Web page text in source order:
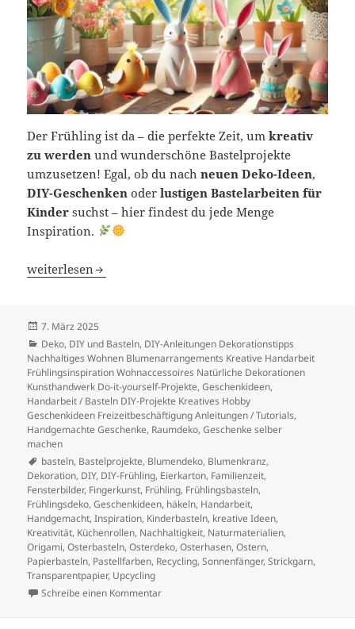
Der Frühling ist da – die perfekte Zeit, umkreativ
zu werden und wunderschöne Bastelprojekte
umzusetzen! Egal, ob du nachneuen Deko-Ideen,
DIY-Geschenken oderlustigen Bastelarbeiten für
Kinder suchst – hier findest du jede Menge
Inspiration.
Frühlingshafte Bastelideen – Kreative Inspiration auf
weiterlesen
Veröffentlicht
am
7. März 2025
Kategorien
Deko, DIY und Basteln, DIY-Anleitungen Dekorationstipps
Nachhaltiges Wohnen Blumenarrangements Kreative Handarbeit
Frühlingsinspiration Wohnaccessoires Natürliche Dekorationen
Kunsthandwerk Do-it-yourself-Projekte,Geschenkideen,
Handarbeit / Basteln DIY-Projekte Kreatives Hobby
Geschenkideen Freizeitbeschäftigung Anleitungen / Tutorials,
Handgemachte Geschenke, Raumdeko, Geschenke selber
machen
Schlagwörter
basteln, Bastelprojekte, Blumendeko, Blumenkranz,
Dekoration, DIY, DIY-Frühling, Eierkarton, Familienzeit,
Fensterbilder, Fingerkunst, Frühling, Frühlingsbasteln,
Frühlingsdeko,Geschenkideen, häkeln, Handarbeit,
Handgemacht,Inspiration, Kinderbasteln, kreative Ideen,
Kreativität, Küchenrollen, Nachhaltigkeit, Naturmaterialien,
Origami,Osterbasteln,Osterdeko,Osterhasen,Ostern,
Papierbasteln, Pastellfarben, Recycling,Sonnenfänger,Strickgarn,
Transparentpapier, Upcycling
Schreibe einen Kommentarzu